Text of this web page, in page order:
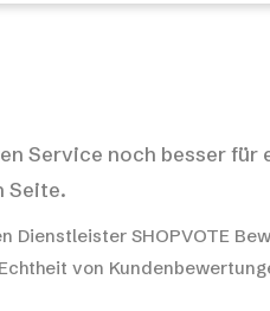
Service noch besser
Seite.
Dienstleister SHOPVOTE
von